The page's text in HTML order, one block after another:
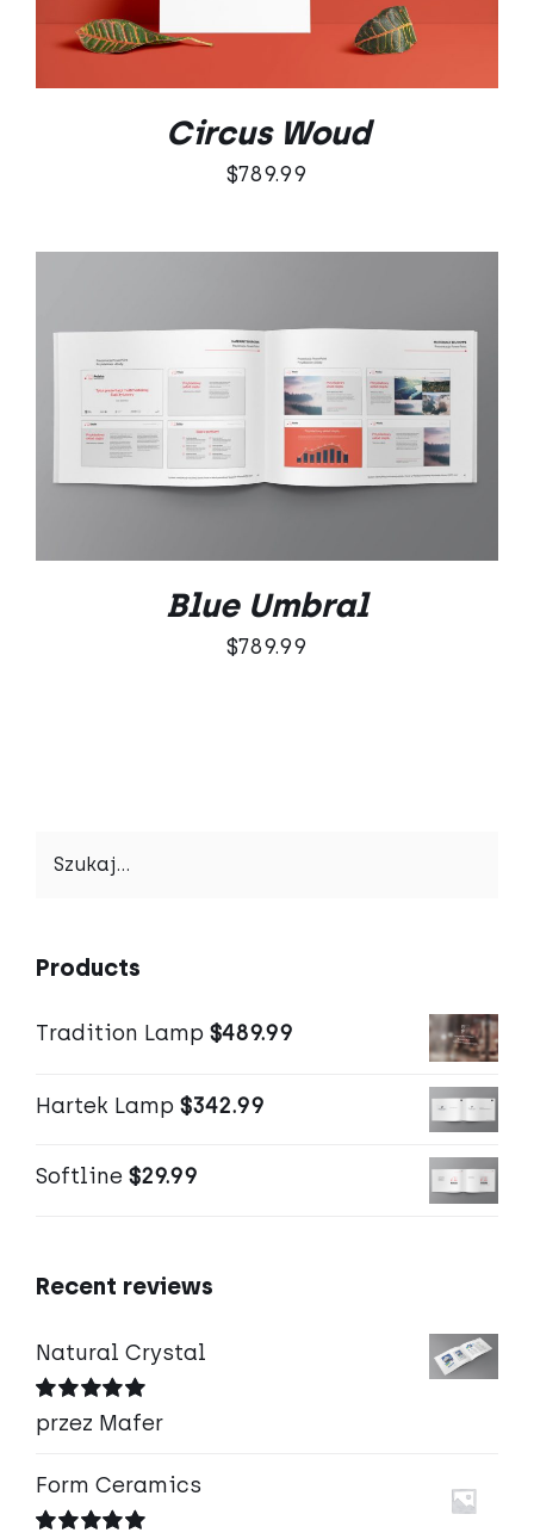
Circus Woud
$789.99
DODAJ DO KOSZYKA
SZCZEGÓŁY
Blue Umbral
$789.99
Products
Tradition Lamp $489.99
Hartek Lamp $342.99
Softline $29.99
Recent reviews
Natural Crystal
Oceniono5
na 5
przez Mafer
Form Ceramics